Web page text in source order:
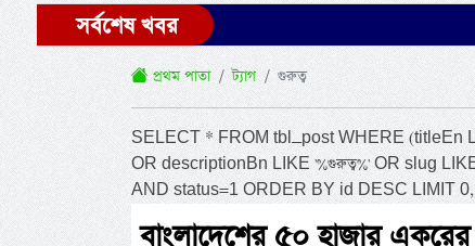
সর্বশেষ খবর
প্রথম পাতা ট্যাগ গুরুত্ব
SELECT * FROM tbl_post WHERE (titleEn
OR descriptionBn LIKE '%গুরুত্ব%' OR slug
AND status=1 ORDER BY id DESC LIMIT
বাংলাদেশের ৫০ হাজার